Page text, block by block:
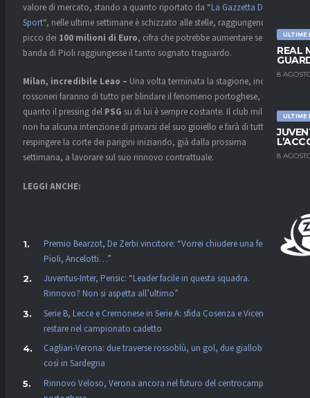
ULTIME
REAL
8
ULTIME
8
valore di mercato, stando a quanto riportato da “La Gazzetta Dello
Sport“, nelle ultime settimane è schizzato alle stelle, raggiungendo il
picco dei 100 milioni di Euro, cifra che potrebbe aumentare se la
banda di Pioli raggiungesse il tanto sognato traguardo.
Milan, incredibile Leao – Una volta terminata la stagione, inoltre, i
rossoneri faranno di tutto per blindare il fenomeno portoghese, in
quanto il pressing del PSG su di lui è sempre costante. Il club milanese
non ha alcuna intenzione di privarsi del suo gioiello e farà di tutto per
respingere la corte dei parigini iniziando, già dalla prossima
settimana, a lavorare sul suo rinnovo contrattuale.
LEGGI ANCHE:
Premio Bearzot, De Zerbi vincitore: “Vorrei chiudere una ferita.
Pioli, Ancelotti…”
Juventus-Inter, Perisic: “Leader facile in questa squadra.
Rinnovo? Non si aspetta all’ultimo”
Serie B, Lecce e Cremonese in Serie A: sfida Cosenza e Vicenza per
restare nel campionato cadetto
Cagliari-Verona: due traverse rossoblù, un gol, due gialloblù:
così in Sardegna
Rinnovo Veloso, Verona ancora nel futuro del centrocampista